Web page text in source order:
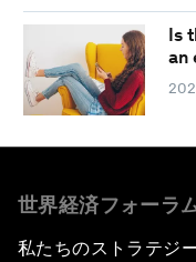
Is
an
世界経済フォーラ
私たちのストラテジ